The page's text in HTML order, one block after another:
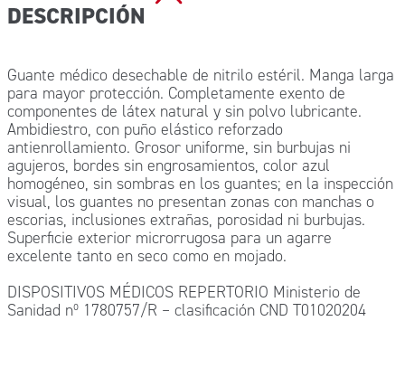
DESCRIPCIÓN
Guante médico desechable de nitrilo estéril. Manga larga
para mayor protección. Completamente exento de
componentes de látex natural y sin polvo lubricante.
Ambidiestro, con puño elástico reforzado
antienrollamiento. Grosor uniforme, sin burbujas ni
agujeros, bordes sin engrosamientos, color azul
homogéneo, sin sombras en los guantes; en la inspección
visual, los guantes no presentan zonas con manchas o
escorias, inclusiones extrañas, porosidad ni burbujas.
Superficie exterior microrrugosa para un agarre
excelente tanto en seco como en mojado.
DISPOSITIVOS MÉDICOS REPERTORIO Ministerio de
Sanidad nº 1780757/R – clasificación CND T01020204